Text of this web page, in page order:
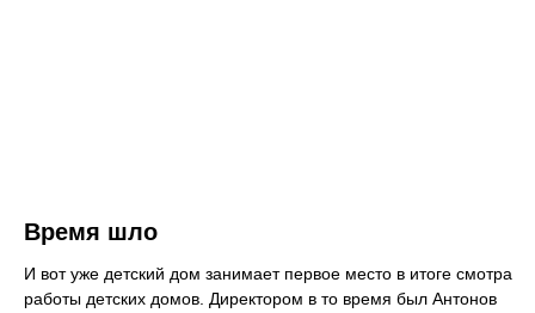
Время шло
И вот уже детский дом занимает первое место в итоге смотра
работы детских домов. Директором в то время был Антонов